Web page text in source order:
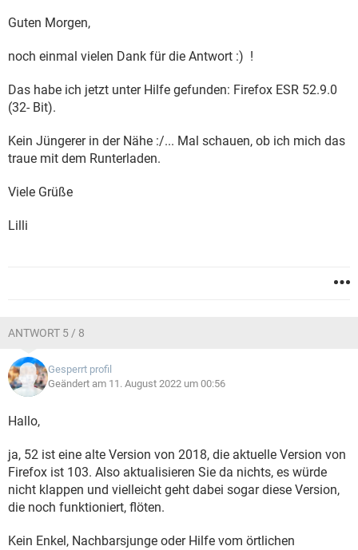
Guten Morgen,
noch einmal vielen Dank für die Antwort :) !
Das habe ich jetzt unter Hilfe gefunden: Firefox ESR 52.9.0
(32- Bit).
Kein Jüngerer in der Nähe :/... Mal schauen, ob ich mich das
traue mit dem Runterladen.
Viele Grüße
Lilli
ANTWORT 5 / 8
Gesperrt profil
Geändert am 11. August 2022 um 00:56
Hallo,
ja, 52 ist eine alte Version von 2018, die aktuelle Version von
Firefox ist 103. Also aktualisieren Sie da nichts, es würde
nicht klappen und vielleicht geht dabei sogar diese Version,
die noch funktioniert, flöten.
Kein Enkel, Nachbarsjunge oder Hilfe vom örtlichen